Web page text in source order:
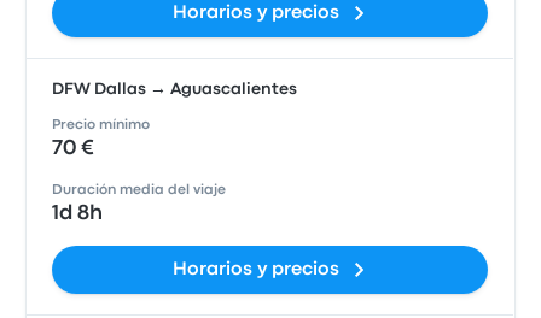
Horarios y precios
DFW Dallas → Aguascalientes
Precio mínimo
70 €
Duración media del viaje
1d 8h
Horarios y precios